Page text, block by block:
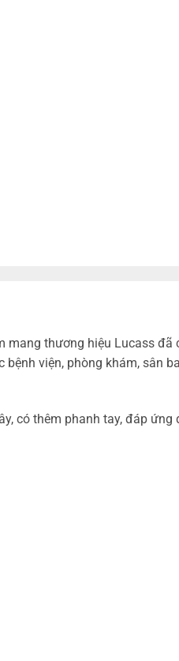
thương hiệu Lucass
viện, phòng khám, sân
có thêm phanh tay, đáp